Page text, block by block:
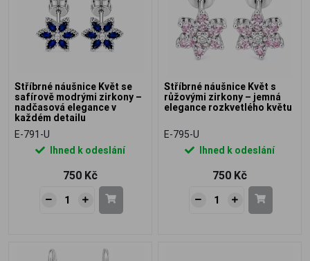
Stříbrné náušnice Květ se
safírově modrými zirkony –
nadčasová elegance v
každém detailu
E-791-U
Ihned k odeslání
750 Kč
Stříbrné náušnice Květ s
růžovými zirkony – jemná
elegance rozkvetlého květu
E-795-U
Ihned k odeslání
750 Kč